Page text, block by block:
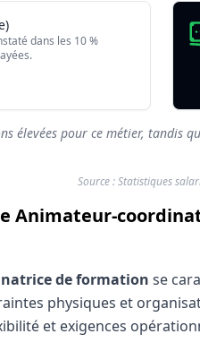
2026
brut
coordinateur / Animatrice-
dans les 10 %
élevées pour ce métier, tandis
Source : Statistiques
Animateur-
de formation se
physiques et
et exigences